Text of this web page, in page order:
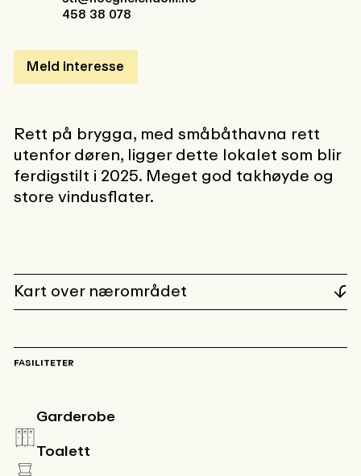
458 38 078
Meld interesse
Rett på brygga, med småbåthavna rett
utenfor døren, ligger dette lokalet som blir
ferdigstilt i 2025. Meget god takhøyde og
store vindusflater.
Kart over nærområdet
FASILITETER
Garderobe
Toalett